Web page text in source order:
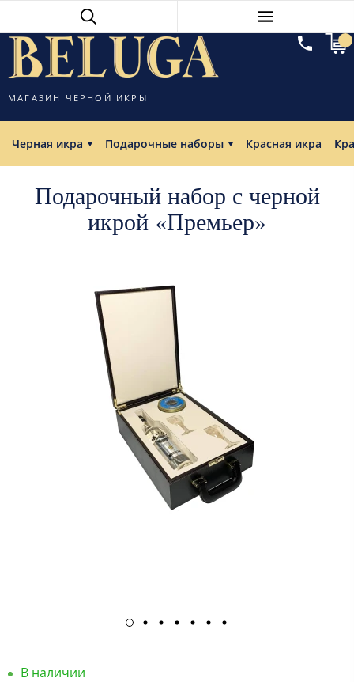
МАГАЗИН ЧЕРНОЙ ИКРЫ
Черная икра Подарочные наборы Красная икра
Подарочный набор с черной
икрой «Премьер»
В наличии